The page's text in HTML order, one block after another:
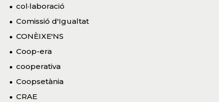
col·laboració
Comissió d'Igualtat
CONÈIXE'NS
Coop-era
cooperativa
Coopsetània
CRAE